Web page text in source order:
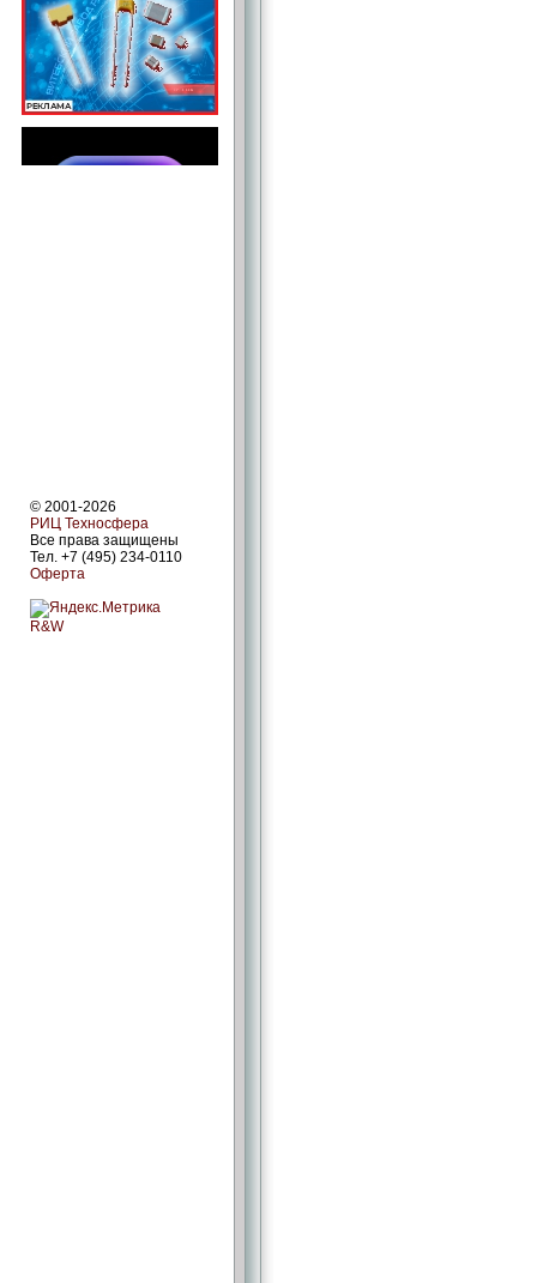
© 2001-2026
РИЦ Техносфера
Все права защищены
Тел. +7 (495) 234-0110
Оферта
R&W